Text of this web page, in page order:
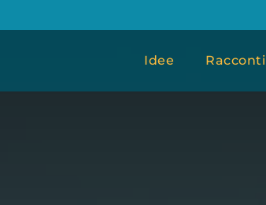
Idee Racconti